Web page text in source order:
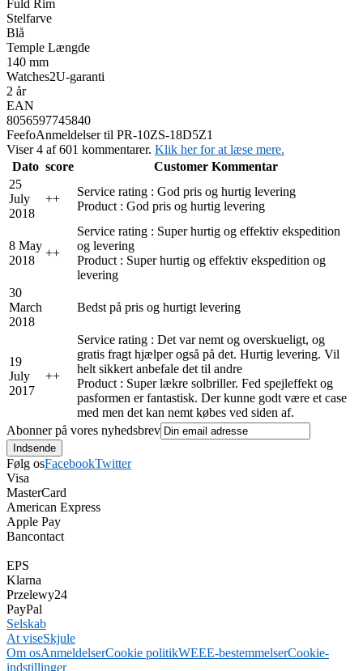
Fuld Rim
Stelfarve
Blå
Temple Længde
140 mm
Watches2U-garanti
2 år
EAN
8056597745840
FeefoAnmeldelser til PR-10ZS-18D5Z1
Viser 4 af 601 kommentarer. Klik her for at læse mere.
Dato score
Customer Kommentar
25
July
2018
++
Service rating : God pris og hurtig levering
Product : God pris og hurtig levering
8 May
2018
++
Service rating : Super hurtig og effektiv ekspedition
og levering
Product : Super hurtig og effektiv ekspedition og
levering
30
March
2018
Bedst på pris og hurtigt levering
19
July
2017
++
Service rating : Det var nemt og overskueligt, og
gratis fragt hjælper også på det. Hurtig levering. Vil
helt sikkert anbefale det til andre
Product : Super lækre solbriller. Fed spejleffekt og
pasformen er fantastisk. Der kunne godt være et case
med men det kan nemt købes ved siden af.
Abonner på vores nyhedsbrev
Følg osFacebookTwitter
Visa
MasterCard
American Express
Apple Pay
Bancontact
EPS
Klarna
Przelewy24
PayPal
Selskab
At viseSkjule
Om osAnmeldelserCookie politikWEEE-bestemmelserCookie-
indstillinger